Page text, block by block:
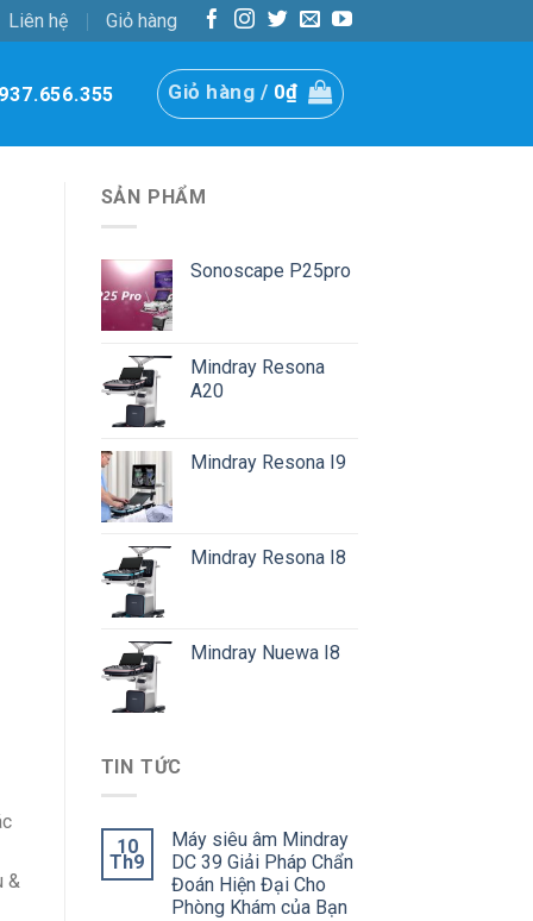
Liên hệ Giỏ hàng
Giỏ hàng / 0₫
&
SẢN PHẨM
Sonoscape P25pro
Mindray Resona
A20
Mindray Resona I9
Mindray Resona I8
Mindray Nuewa I8
TIN TỨC
10
Th9
Máy siêu âm Mindray
DC 39 Giải Pháp Chẩn
Đoán Hiện Đại Cho
Phòng Khám của Bạn